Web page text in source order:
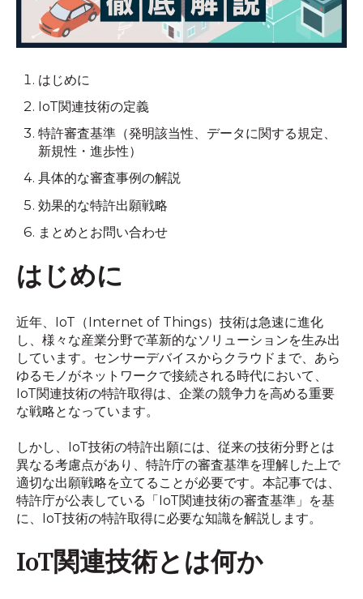
はじめに
IoT関連技術の定義
特許審査基準（発明該当性、データに関する規定、
新規性・進歩性）
具体的な審査事例の解説
効果的な特許出願戦略
まとめとお問い合わせ
はじめに
近年、IoT（Internet of Things）技術は急速に進化
し、様々な産業分野で革新的なソリューションを生み出
しています。センサーデバイスからクラウドまで、あら
ゆるモノがネットワークで接続される時代において、
IoT関連技術の特許取得は、企業の競争力を高める重要
な戦略となっています。
しかし、IoT技術の特許出願には、従来の技術分野とは
異なる考慮点があり、特許庁の審査基準を理解した上で
適切な出願戦略を立てることが必要です。本記事では、
特許庁が公表している「IoT関連技術の審査基準」を基
に、IoT技術の特許取得に必要な知識を解説します。
IoT関連技術とは何か